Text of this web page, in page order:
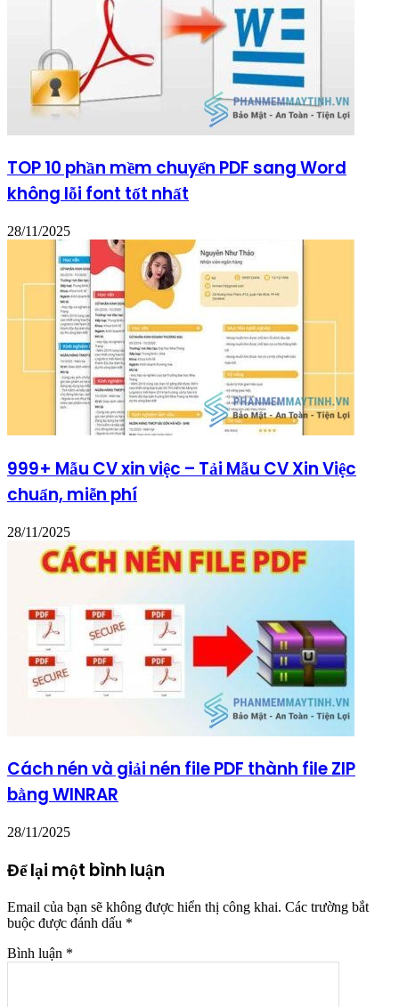
TOP 10 phần mềm chuyển PDF sang Word
không lỗi font tốt nhất
28/11/2025
999+ Mẫu CV xin việc – Tải Mẫu CV Xin Việc
chuẩn, miễn phí
28/11/2025
Cách nén và giải nén file PDF thành file ZIP
bằng WINRAR
28/11/2025
Để lại một bình luận
Email của bạn sẽ không được hiển thị công khai. Các trường bắt
buộc được đánh dấu *
Bình luận *